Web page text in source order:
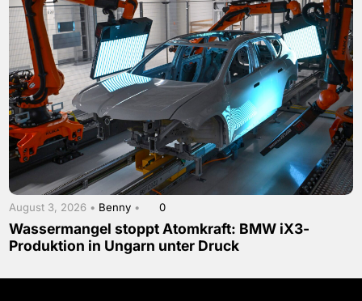
August 3, 2026 • Benny • 0
Wassermangel stoppt Atomkraft: BMW iX3-
Produktion in Ungarn unter Druck